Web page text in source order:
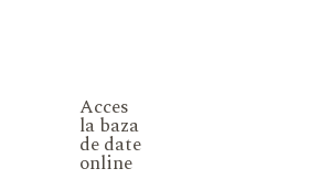
Acces
la baza
de date
online